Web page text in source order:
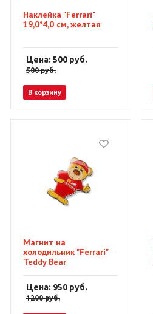
Наклейка "Ferrari"
19,0*4,0 см, желтая
Цена: 500 руб.
500руб.
В корзину
Магнит на
холодильник "Ferrari"
Teddy Bear
Цена: 950 руб.
1200руб.